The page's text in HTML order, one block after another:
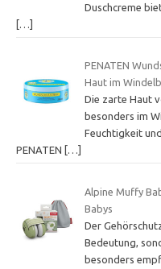
Duschcreme
[…]
PENATEN
Haut im
Die zarte Haut
besonders im
Feuchtigkeit
PENATEN
[…]
Alpine Muffy
Babys
Der
Bedeutung,
besonders